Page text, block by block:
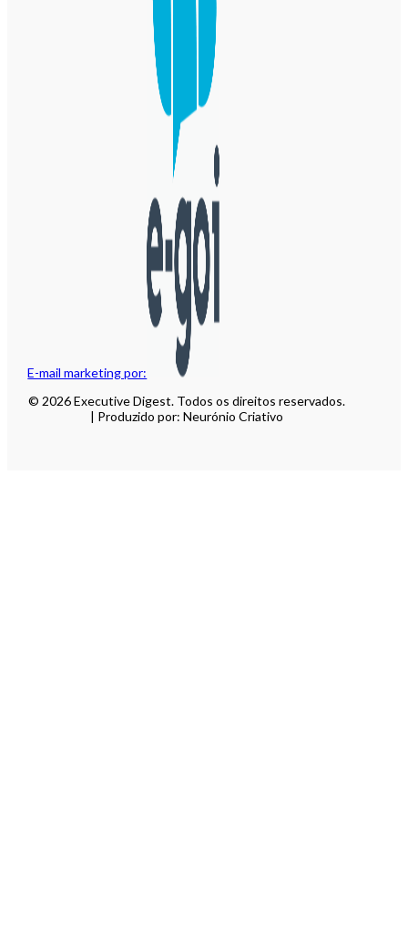
E-mail marketing por:
© 2026 Executive Digest. Todos os direitos reservados.
| Produzido por: Neurónio Criativo